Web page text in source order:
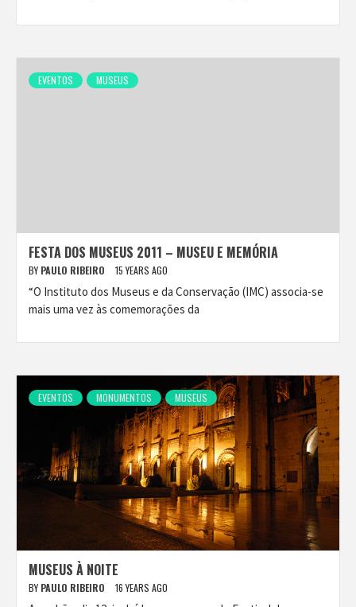
EVENTOS MUSEUS
FESTA DOS MUSEUS 2011 – MUSEU E MEMÓRIA
BY PAULO RIBEIRO 15 YEARS AGO
“O Instituto dos Museus e da Conservação (IMC) associa-se
mais uma vez às comemorações da
EVENTOS MONUMENTOS MUSEUS
MUSEUS À NOITE
BY PAULO RIBEIRO 16 YEARS AGO